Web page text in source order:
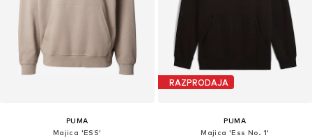
PUMA
Majica 'ESS'
RAZPRODAJA
PUMA
Majica 'Ess No. 1'